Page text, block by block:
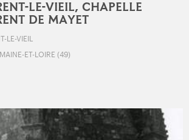
LE-VIEIL, CHAPELLE
DE MAYET
LE-VIEIL
ET-LOIRE (49)